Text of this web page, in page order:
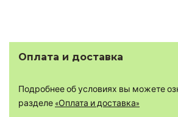
Оплата и доставка
Подробнее об условиях вы можете
разделе «Оплата и доставка»